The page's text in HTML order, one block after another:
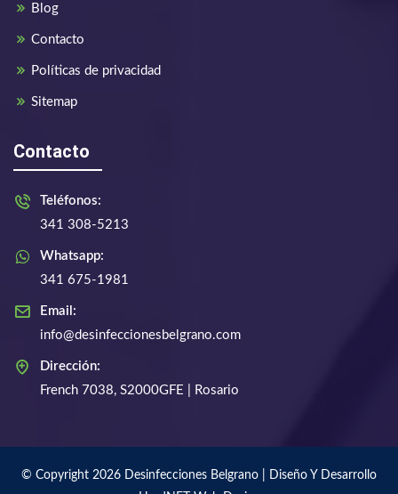
Blog
Contacto
Políticas de privacidad
Sitemap
Contacto
Teléfonos:
341 308-5213
Whatsapp:
341 675-1981
Email:
info@desinfeccionesbelgrano.com
Dirección:
French 7038, S2000GFE | Rosario
© Copyright 2026 Desinfecciones Belgrano | Diseño Y Desarrollo